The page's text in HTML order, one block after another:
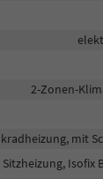
2-Zonen-
mit
Isofix